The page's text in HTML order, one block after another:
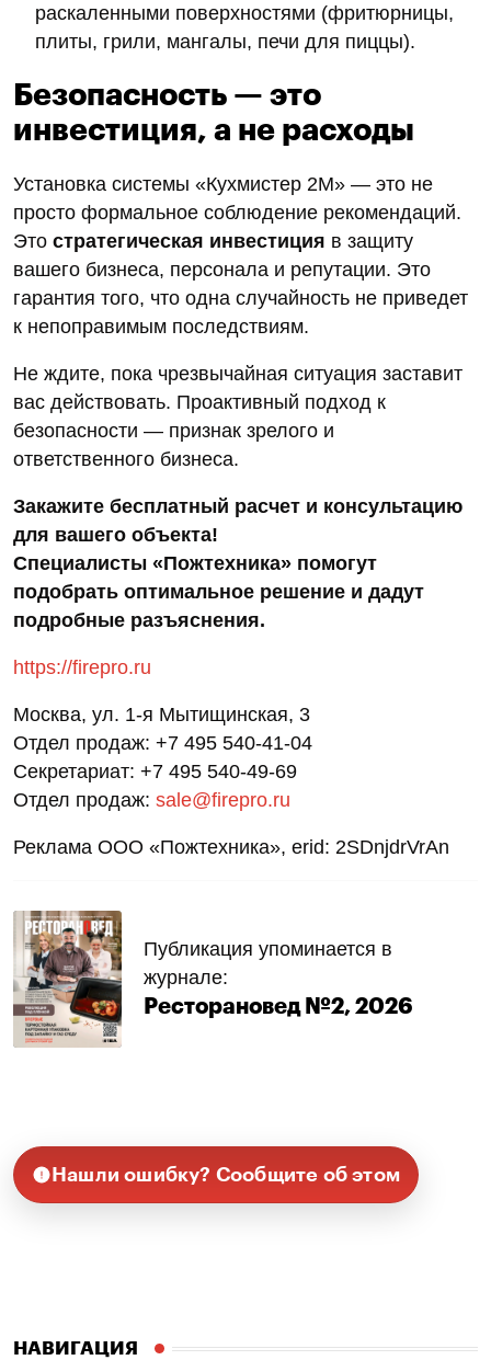
раскаленными поверхностями (фритюрницы,
плиты, грили, мангалы, печи для пиццы).
Безопасность — это
инвестиция, а не расходы
Установка системы «Кухмистер 2М» — это не
просто формальное соблюдение рекомендаций.
Это стратегическая инвестиция в защиту
вашего бизнеса, персонала и репутации. Это
гарантия того, что одна случайность не приведет
к непоправимым последствиям.
Не ждите, пока чрезвычайная ситуация заставит
вас действовать. Проактивный подход к
безопасности — признак зрелого и
ответственного бизнеса.
Закажите бесплатный расчет и консультацию
для вашего объекта!
Специалисты «Пожтехника» помогут
подобрать оптимальное решение и дадут
подробные разъяснения.
https://firepro.ru
Москва, ул. 1-я Мытищинская, 3
Отдел продаж: +7 495 540-41-04
Секретариат: +7 495 540-49-69
Отдел продаж: sale@firepro.ru
Реклама ООО «Пожтехника», erid: 2SDnjdrVrAn
Публикация упоминается в
журнале:
Ресторановед №2, 2026
Нашли ошибку? Сообщите об этом
НАВИГАЦИЯ